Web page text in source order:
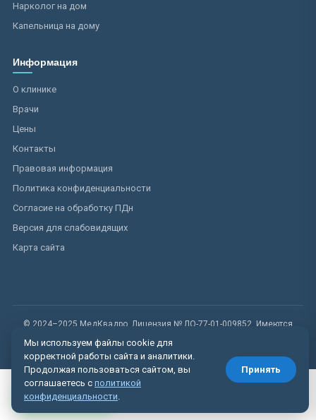
Нарколог на дом
Капельница на дому
Информация
О клинике
Врачи
Цены
Контакты
Правовая информация
Политика конфиденциальности
Согласие на обработку ПДн
Версия для слабовидящих
Карта сайта
© 2024–2025 МедКвадро. Лицензия № ЛО-77-01-009852. Имеются
противопоказания.
Вызвать врача
Мы используем файлы cookie для
корректной работы сайта и аналитики.
Продолжая пользоваться сайтом, вы
соглашаетесь с политикой
конфиденциальности.
Принять